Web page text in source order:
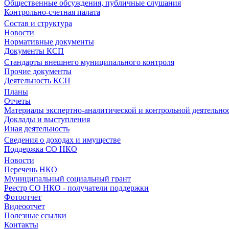
Общественные обсуждения, публичные слушания
Контрольно-счетная палата
Состав и структура
Новости
Нормативные документы
Документы КСП
Стандарты внешнего муниципального контроля
Прочие документы
Деятельность КСП
Планы
Отчеты
Материалы экспертно-аналитической и контрольной
Доклады и выступления
Иная деятельность
Сведения о доходах и имуществе
Поддержка СО НКО
Новости
Перечень НКО
Муниципальный социальный грант
Реестр СО НКО - получатели поддержки
Фотоотчет
Видеоотчет
Полезные ссылки
Контакты